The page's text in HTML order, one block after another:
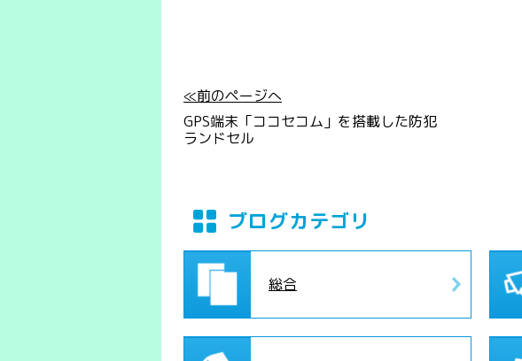
≪前のページへ
GPS端末「ココセコム」を搭載した防犯
ランドセル
ブログカテゴリ
総合